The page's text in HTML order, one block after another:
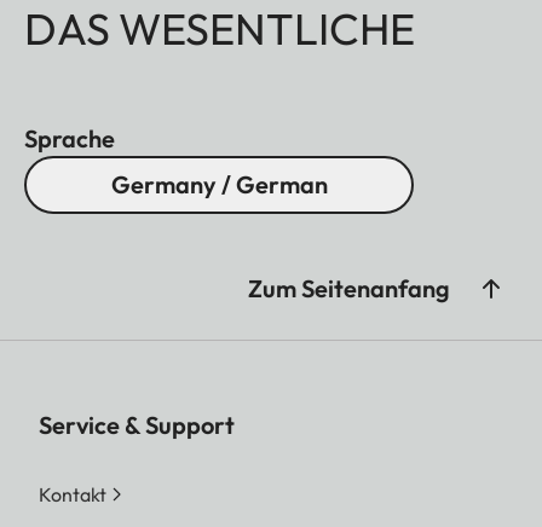
DAS WESENTLICHE
Sprache
Germany / German
Zum Seitenanfang
Service & Support
Kontakt